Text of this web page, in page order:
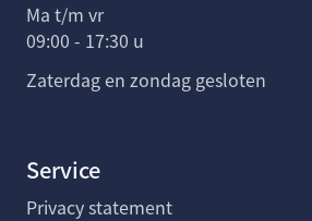
Ma t/m vr
09:00 - 17:30 u
Zaterdag en zondag gesloten
Service
Privacy statement